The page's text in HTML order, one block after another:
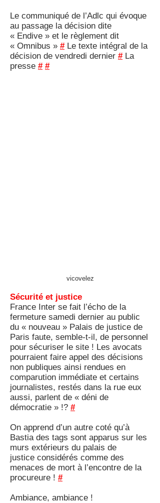
Le communiqué de l’Adlc qui évoque
au passage la décision dite
« Endive » et le règlement dit
« Omnibus » #Le texte intégral de la
décision de vendredi dernier #La
presse # #
vicovelez
Sécurité et justice
France Inter se fait l’écho de la
fermeture samedi dernier au public
du « nouveau » Palais de justice de
Paris faute, semble-t-il, de personnel
pour sécuriser le site ! Les avocats
pourraient faire appel des décisions
non publiques ainsi rendues en
comparution immédiate et certains
journalistes, restés dans la rue eux
aussi, parlent de « déni de
démocratie » !? #
On apprend d’un autre coté qu’à
Bastia des tags sont apparus sur les
murs extérieurs du palais de
justice considérés comme des
menaces de mort à l’encontre de la
procureure ! #
Ambiance, ambiance !